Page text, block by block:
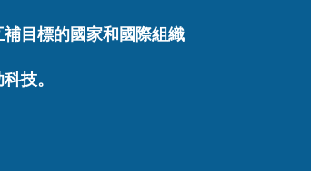
目標的國家和國際組織
技。